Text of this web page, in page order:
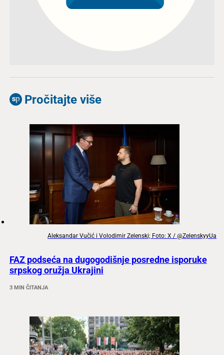
Pročitajte više
Aleksandar Vučić i Volodimir Zelenski; Foto: X / @ZelenskyyUa
FAZ podseća na dugogodišnje posredne isporuke
srpskog oružja Ukrajini
3 MIN ČITANJA